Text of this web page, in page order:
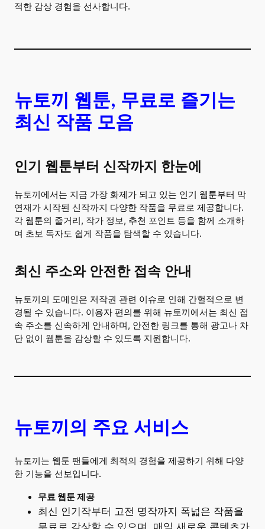
적한 감상 경험을 선사합니다.
뉴토끼 웹툰, 무료로 즐기는
최신 작품 모음
인기 웹툰부터 신작까지 한눈에
뉴토끼에서는 지금 가장 화제가 되고 있는 인기 웹툰부터 막
연재가 시작된 신작까지 다양한 작품을 무료로 제공합니다.
각 웹툰의 줄거리, 작가 정보, 추천 포인트 등을 함께 소개하
여 초보 독자도 쉽게 작품을 탐색할 수 있습니다.
최신 주소와 안전한 접속 안내
뉴토끼의 도메인은 저작권 관련 이슈로 인해 간헐적으로 변
경될 수 있습니다. 이용자 편의를 위해 뉴토끼에서는 최신 접
속 주소를 신속하게 안내하며, 안전한 링크를 통해 광고나 차
단 없이 웹툰을 감상할 수 있도록 지원합니다.
뉴토끼의 주요 서비스
뉴토끼는 웹툰 팬들에게 최적의 경험을 제공하기 위해 다양
한 기능을 선보입니다.
무료 웹툰 제공
최신 인기작부터 고전 명작까지 폭넓은 작품을
무료로 감상할 수 있으며, 매일 새로운 콘텐츠가